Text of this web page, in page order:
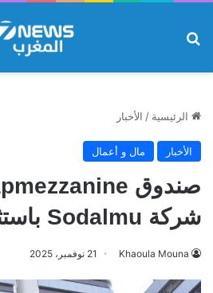
الرئيسية / الأخبار
الأخبار مال و أعمال
شركة Sodalmu باستثمار جديد
Khaoula Mouna 21 نوفمبر، 2025